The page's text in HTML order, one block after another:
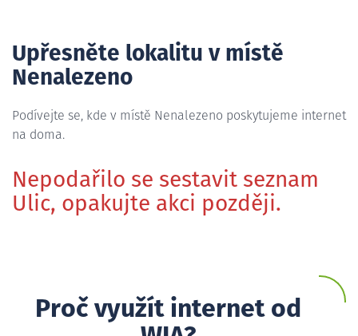
Upřesněte lokalitu v místě
Nenalezeno
Podívejte se, kde v místě Nenalezeno poskytujeme internet
na doma.
Nepodařilo se sestavit seznam
Ulic, opakujte akci později.
Proč využít internet od